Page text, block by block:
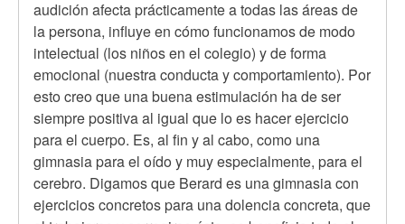
audición afecta prácticamente a todas las áreas de
la persona, influye en cómo funcionamos de modo
intelectual (los niños en el colegio) y de forma
emocional (nuestra conducta y comportamiento). Por
esto creo que una buena estimulación ha de ser
siempre positiva al igual que lo es hacer ejercicio
para el cuerpo. Es, al fin y al cabo, como una
gimnasia para el oído y muy especialmente, para el
cerebro. Digamos que Berard es una gimnasia con
ejercicios concretos para una dolencia concreta, que